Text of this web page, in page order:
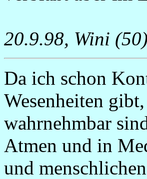
20.9.98, Wini (50)
Da ich schon
Wesenheiten
wahrnehmbar
Atmen und in
und